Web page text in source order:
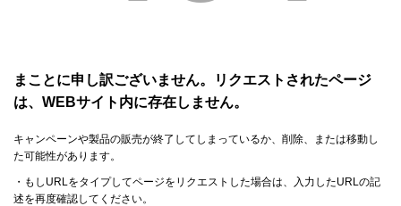
まことに申し訳ございません。リクエストされたページ
は、WEBサイト内に存在しません。
キャンペーンや製品の販売が終了してしまっているか、削除、または移動し
た可能性があります。
・もしURLをタイプしてページをリクエストした場合は、入力したURLの記
述を再度確認してください。